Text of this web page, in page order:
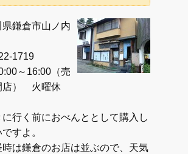
鎌倉市山ノ内
1719
～16:00（売
店） 火曜休
行く前におべんととして購入し
すよ。
は鎌倉のお店は並ぶので、天気